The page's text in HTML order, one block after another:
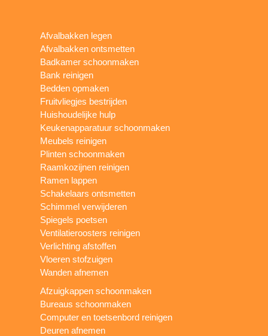
Afvalbakken legen
Afvalbakken ontsmetten
Badkamer schoonmaken
Bank reinigen
Bedden opmaken
Fruitvliegjes bestrijden
Huishoudelijke hulp
Keukenapparatuur schoonmaken
Meubels reinigen
Plinten schoonmaken
Raamkozijnen reinigen
Ramen lappen
Schakelaars ontsmetten
Schimmel verwijderen
Spiegels poetsen
Ventilatieroosters reinigen
Verlichting afstoffen
Vloeren stofzuigen
Wanden afnemen
Afzuigkappen schoonmaken
Bureaus schoonmaken
Computer en toetsenbord reinigen
Deuren afnemen